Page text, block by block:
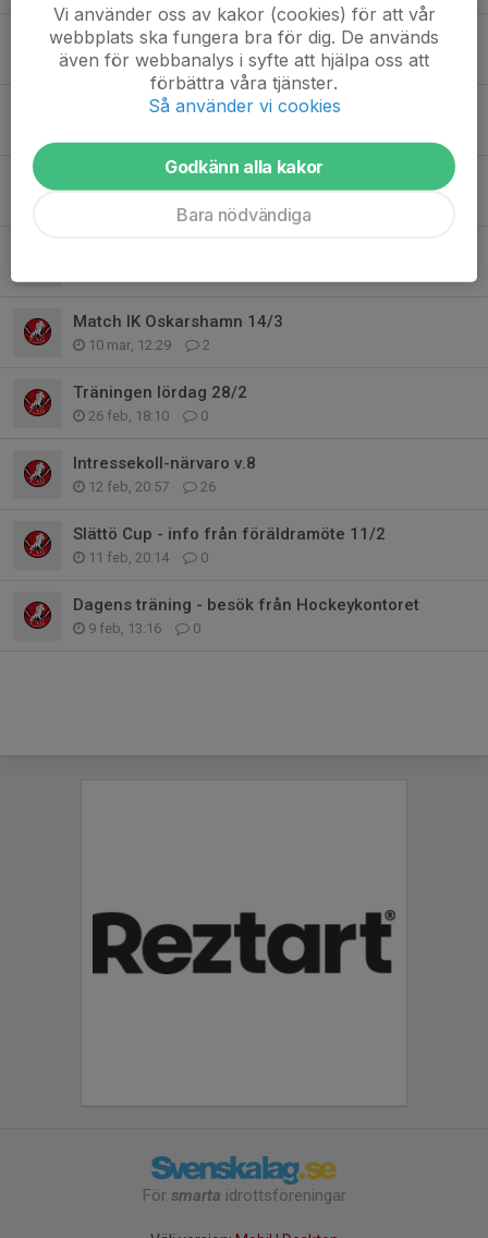
Fysträning tisdag
20 apr, 19:27 1
Skåpen i Stallet
Avslutning - save the date!
Match IK Oskarshamn 14/3
10 mar, 12:29 2
Träningen lördag 28/2
26 feb, 18:10 0
Intressekoll-närvaro v.8
12 feb, 20:57 26
Slättö Cup - info från föräldramöte 11/2
11 feb, 20:14 0
Dagens träning - besök från Hockeykontoret
9 feb, 13:16 0
För smarta idrottsföreningar
Vi använder oss av kakor (cookies) för att vår
webbplats ska fungera bra för dig. De används
även för webbanalys i syfte att hjälpa oss att
förbättra våra tjänster.
Så använder vi cookies
Godkänn alla kakor
Bara nödvändiga